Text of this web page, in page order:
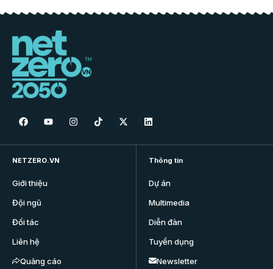
NETZERO.VN
Giới thiệu
Đội ngũ
Đối tác
Liên hệ
Quảng cáo
Thông tin
Dự án
Multimedia
Diễn đàn
Tuyển dụng
Newsletter